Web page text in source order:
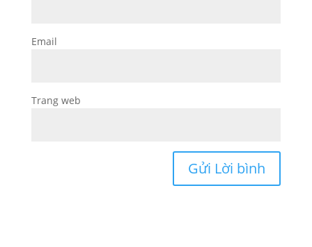
Email
Trang web